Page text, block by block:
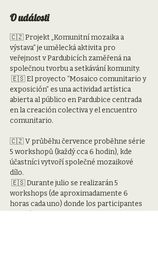
O události
🇨🇿 Projekt „Komunitní mozaika a
výstava“ je umělecká aktivita pro
veřejnost v Pardubicích zaměřená na
společnou tvorbu a setkávání komunity.
exposición” es una actividad artística
abierta al público en Pardubice centrada
en la creación colectiva y el encuentro
comunitario.
🇨🇿 V průběhu července proběhne série
5 workshopů (každý cca 6 hodin), kde
účastníci vytvoří společné mozaikové
dílo.
workshops (de aproximadamente 6
horas cada uno) donde los participantes